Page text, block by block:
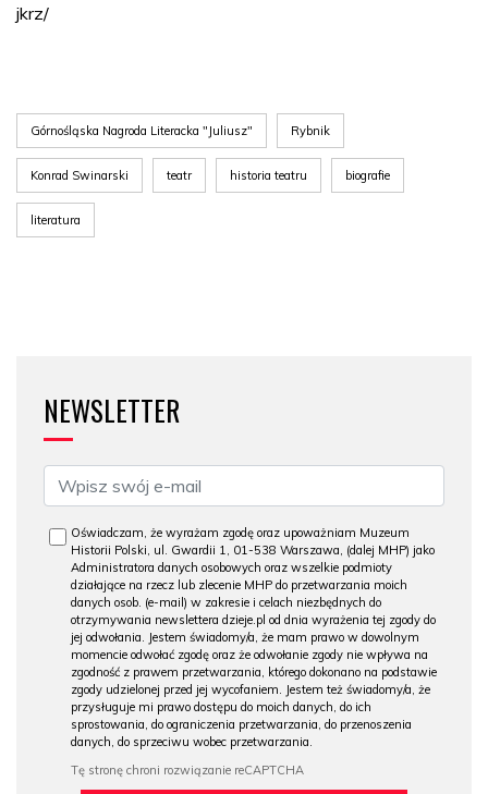
jkrz/
Górnośląska Nagroda Literacka "Juliusz" Rybnik
Konrad Swinarski teatr historia teatru biografie
literatura
NEWSLETTER
Oświadczam, że wyrażam zgodę oraz upoważniam Muzeum
Historii Polski, ul. Gwardii 1, 01-538 Warszawa, (dalej MHP) jako
Administratora danych osobowych oraz wszelkie podmioty
działające na rzecz lub zlecenie MHP do przetwarzania moich
danych osob. (e-mail) w zakresie i celach niezbędnych do
otrzymywania newslettera dzieje.pl od dnia wyrażenia tej zgody do
jej odwołania. Jestem świadomy/a, że mam prawo w dowolnym
momencie odwołać zgodę oraz że odwołanie zgody nie wpływa na
zgodność z prawem przetwarzania, którego dokonano na podstawie
zgody udzielonej przed jej wycofaniem. Jestem też świadomy/a, że
przysługuje mi prawo dostępu do moich danych, do ich
sprostowania, do ograniczenia przetwarzania, do przenoszenia
danych, do sprzeciwu wobec przetwarzania.